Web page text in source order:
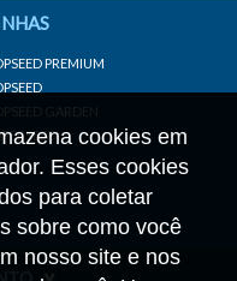
cookies em
Esses cookies
para coletar
sobre como você
nosso site e nos
PREMIUM
GARDEN